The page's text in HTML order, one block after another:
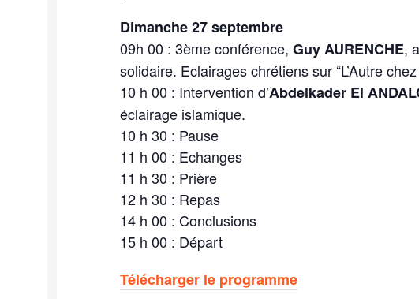
Dimanche 27 septembre
09h 00 : 3ème conférence, Guy AURENCHE,
solidaire. Eclairages chrétiens sur “L’Autre chez
10 h 00 : Intervention d’Abdelkader El
éclairage islamique.
10 h 30 : Pause
11 h 00 : Echanges
11 h 30 : Prière
12 h 30 : Repas
14 h 00 : Conclusions
15 h 00 : Départ
Télécharger le programme